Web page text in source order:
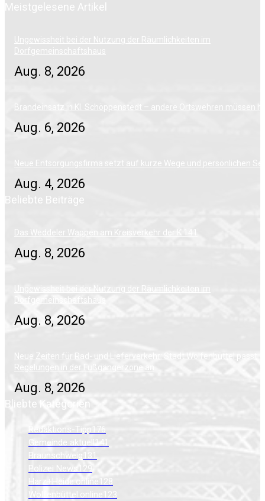
Meistgelesene Artikel
Ungewissheit bei der Nutzung der Räumlichkeiten im
Dorfgemeinschaftshaus
Aug. 8, 2026
Brandeinsatz in Kl. Schöppenstedt – andere Ortswehren müssen
Aug. 6, 2026
Neue Entsorgungsfirma setzt auf kurze Wege und persönlichen
Aug. 4, 2026
Beliebte Beiträge
Das Weddeler Wappen am Kreisverkehr der K 141
Aug. 8, 2026
Ungewissheit bei der Nutzung der Räumlichkeiten im
Dorfgemeinschaftshaus
Aug. 8, 2026
Neue Zeiten für Rad- und Lieferverkehr: Stadt Wolfenbüttel passt
Regelungen in der Fußgängerzone an
Aug. 8, 2026
Bliebte Kategorien
Redaktions-Tipp 176
Gemeinde aktuell
141
Braunschweig 131
Polizei News 129
Harz+Heide.online 128
Wolfenbüttel.online
123